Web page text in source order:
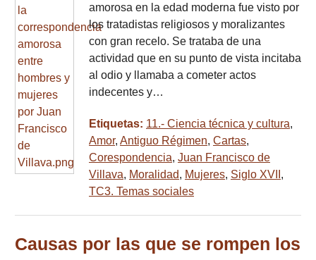
amorosa en la edad moderna fue visto por
los tratadistas religiosos y moralizantes
con gran recelo. Se trataba de una
actividad que en su punto de vista incitaba
al odio y llamaba a cometer actos
indecentes y…
Etiquetas: 11.- Ciencia técnica y cultura,
Amor, Antiguo Régimen, Cartas,
Corespondencia, Juan Francisco de
Villava, Moralidad, Mujeres, Siglo XVII ,
TC3. Temas sociales
Causas por las que se rompen los